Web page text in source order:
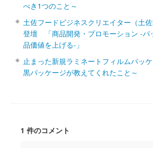
べき1つのこと～
土佐フードビジネスクリエイター（土
登壇 「商品開発・プロモーション ‐パ
品価値を上げる‐」
止まった新規ラミネートフィルムパッ
黒パッケージが教えてくれたこと～
1 件のコメント